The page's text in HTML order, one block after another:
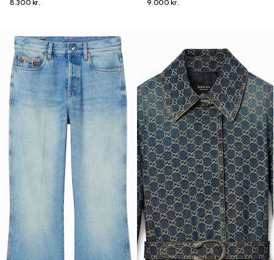
8.300 kr.
9.000 kr.